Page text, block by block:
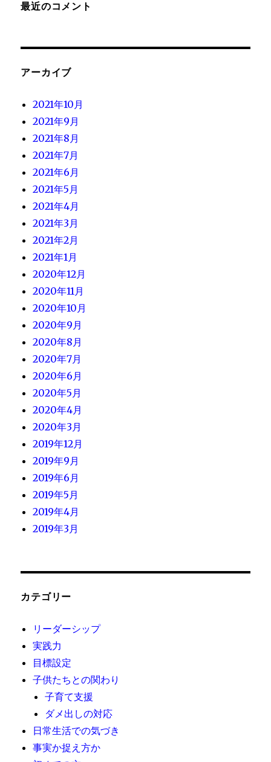
最近のコメント
アーカイブ
2021年10月
2021年9月
2021年8月
2021年7月
2021年6月
2021年5月
2021年4月
2021年3月
2021年2月
2021年1月
2020年12月
2020年11月
2020年10月
2020年9月
2020年8月
2020年7月
2020年6月
2020年5月
2020年4月
2020年3月
2019年12月
2019年9月
2019年6月
2019年5月
2019年4月
2019年3月
カテゴリー
リーダーシップ
実践力
目標設定
子供たちとの関わり
子育て支援
ダメ出しの対応
日常生活での気づき
事実か捉え方か